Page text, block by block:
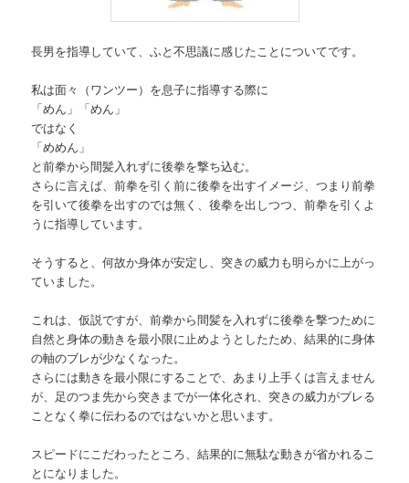
長男を指導していて、ふと不思議に感じたことについてです。
私は面々（ワンツー）を息子に指導する際に
「めん」「めん」
ではなく
「めめん」
と前拳から間髪入れずに後拳を撃ち込む。
さらに言えば、前拳を引く前に後拳を出すイメージ、つまり前拳
を引いて後拳を出すのでは無く、後拳を出しつつ、前拳を引くよ
うに指導しています。
そうすると、何故か身体が安定し、突きの威力も明らかに上がっ
ていました。
これは、仮説ですが、前拳から間髪を入れずに後拳を撃つために
自然と身体の動きを最小限に止めようとしたため、結果的に身体
の軸のブレが少なくなった。
さらには動きを最小限にすることで、あまり上手くは言えません
が、足のつま先から突きまでが一体化され、突きの威力がブレる
ことなく拳に伝わるのではないかと思います。
スピードにこだわったところ、結果的に無駄な動きが省かれるこ
とになりました。